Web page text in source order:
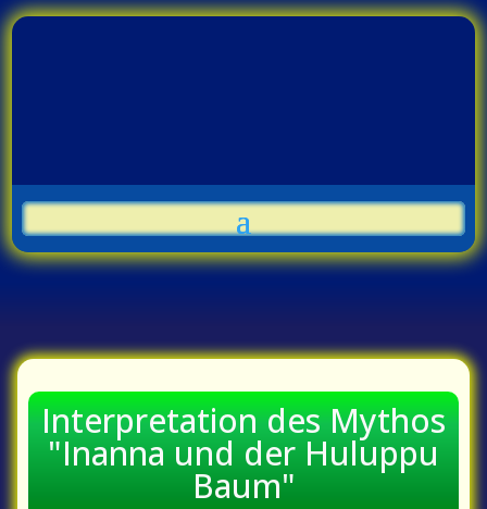
Interpretation des Mythos
"Inanna und der Huluppu
Baum"